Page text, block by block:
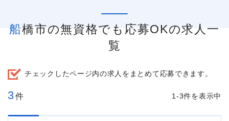
船橋市の無資格でも応募OKの求人一
覧
チェックしたページ内の求人をまとめて応募できます。
3件 1-3件を表示中